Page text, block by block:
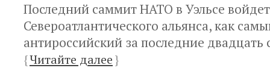
Последний саммит НАТО в Уэльсе
Североатлантического альянса, как
антироссийский за последние
{Читайте далее}